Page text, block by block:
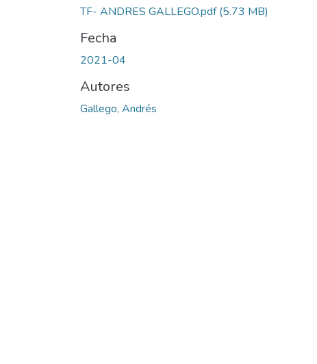
TF- ANDRES GALLEGO.pdf(5.73 MB)
Fecha
2021-04
Autores
Gallego, Andrés